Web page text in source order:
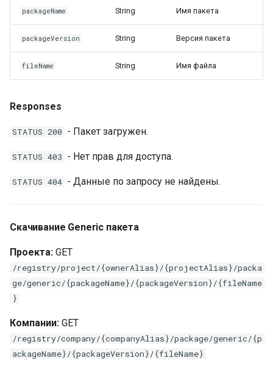
packageName String Имя пакета
packageVersion String Версия пакета
fileName String Имя файла
Responses
STATUS 200 - Пакет загружен.
STATUS 403 - Нет прав для доступа.
STATUS 404 - Данные по запросу не найдены.
Скачивание Generic пакета
Проекта: GET
/registry/project/{ownerAlias}/{projectAlias}/packa
ge/generic/{packageName}/{packageVersion}/{fileName
}
Компании: GET
/registry/company/{companyAlias}/package/generic/{p
ackageName}/{packageVersion}/{fileName}